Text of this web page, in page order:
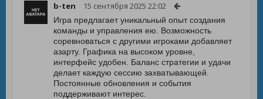
b-ten 15 сентября 2025 22:02
Игра предлагает уникальный опыт создания
команды и управления ею. Возможность
соревноваться с другими игроками добавляет
азарту. Графика на высоком уровне,
интерфейс удобен. Баланс стратегии и удачи
делает каждую сессию захватывающей.
Постоянные обновления и события
поддерживают интерес.